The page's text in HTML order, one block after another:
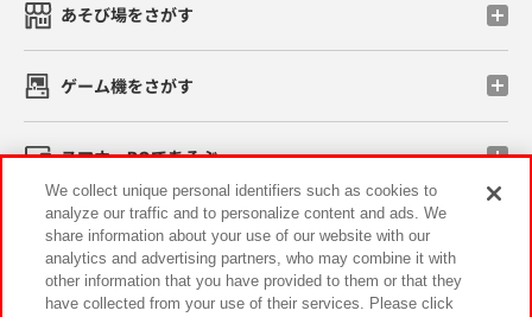
あそび場をさがす
ゲーム機をさがす
スマホ・PCであそぶ
イベント・キャンペーン
We collect unique personal identifiers such as cookies to
analyze our traffic and to personalize content and ads. We
share information about your use of our website with our
analytics and advertising partners, who may combine it with
other information that you have provided to them or that they
have collected from your use of their services. Please click